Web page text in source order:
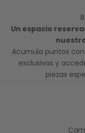
Un espacio
Acumula puntos
exclusivas y
piezas